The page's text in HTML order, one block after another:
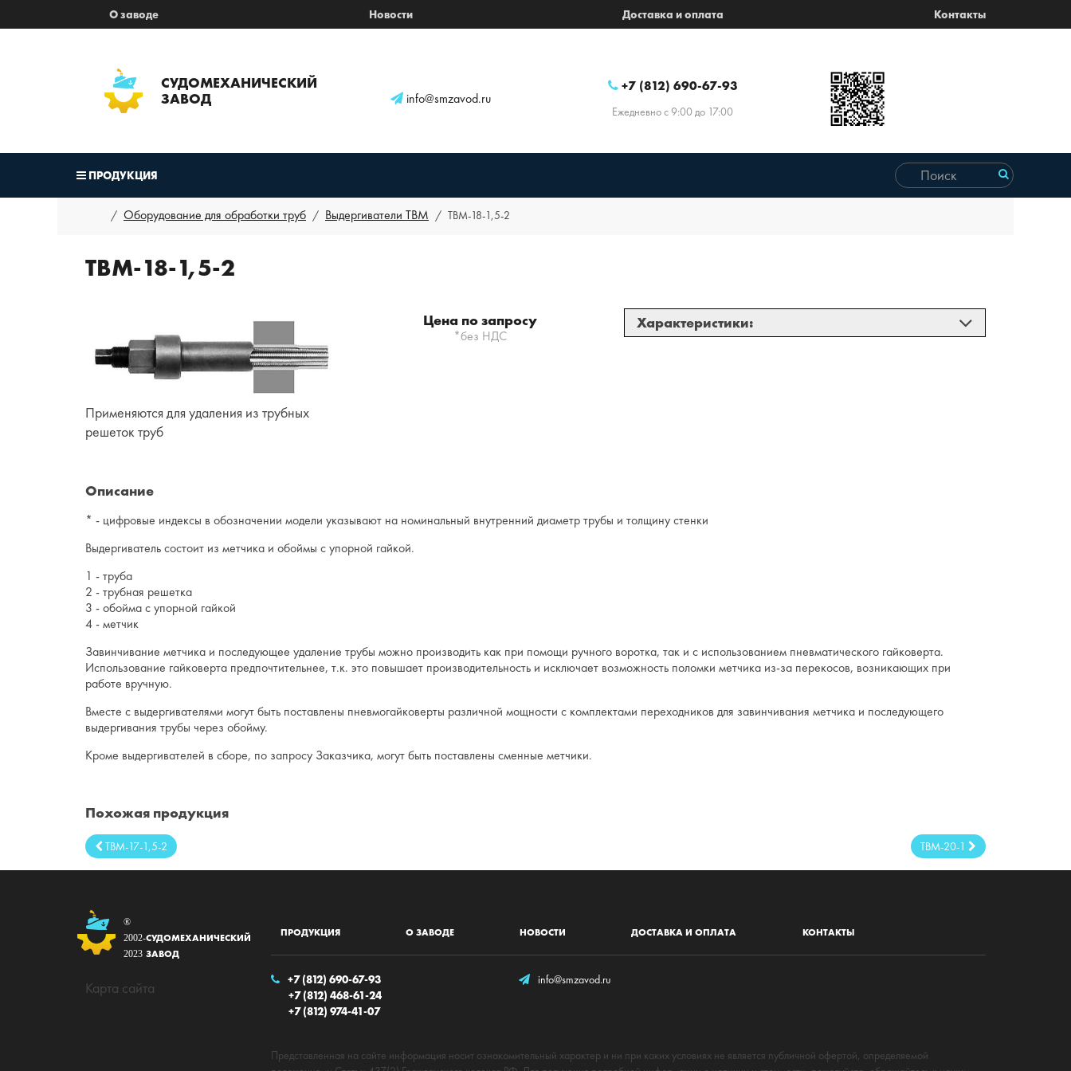
О заводе Новости Доставка и оплата Контакты
СУДОМЕХАНИЧЕСКИЙ
ЗАВОД
info@smzavod.ru
+7 (812) 690-67-93
Ежедневно с 9:00 до 17:00
ПРОДУКЦИЯ
Оборудование для обработки труб Выдергиватели ТВМ ТВМ-18-1,5-2
ТВМ-18-1,5-2
Применяются для удаления из трубных
решеток труб
Цена по запросу
*без НДС
Характеристики:
Описание
* - цифровые индексы в обозначении модели указывают на номинальный внутренний диаметр трубы и толщину стенки
Выдергиватель состоит из метчика и обоймы с упорной гайкой.
1 - труба
2 - трубная решетка
3 - обойма с упорной гайкой
4 - метчик
Завинчивание метчика и последующее удаление трубы можно производить как при помощи ручного воротка, так и с использованием пневматического гайковерта.
Использование гайковерта предпочтительнее, т.к. это повышает производительность и исключает возможность поломки метчика из-за перекосов, возникающих при
работе вручную.
Вместе с выдергивателями могут быть поставлены пневмогайковерты различной мощности с комплектами переходников для завинчивания метчика и последующего
выдергивания трубы через обойму.
Кроме выдергивателей в сборе, по запросу Заказчика, могут быть поставлены сменные метчики.
Похожая продукция
ТВМ-17-1,5-2 ТВМ-20-1
®
2002-
2023
СУДОМЕХАНИЧЕСКИЙ
ЗАВОД
Карта сайта
ПРОДУКЦИЯ О ЗАВОДЕ НОВОСТИ ДОСТАВКА И ОПЛАТА КОНТАКТЫ
+7 (812) 690-67-93
+7 (812) 468-61-24
+7 (812) 974-41-07
info@smzavod.ru
Представленная на сайте информация носит ознакомительный характер и ни при каких условиях не является публичной офертой, определяемой